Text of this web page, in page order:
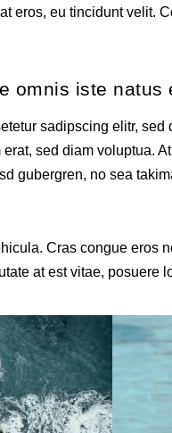
eros, eu tincidunt velit.
omnis iste natus
sadipscing elitr,
sed diam voluptua.
gubergren, no sea
Cras congue eros
at est vitae, posuere